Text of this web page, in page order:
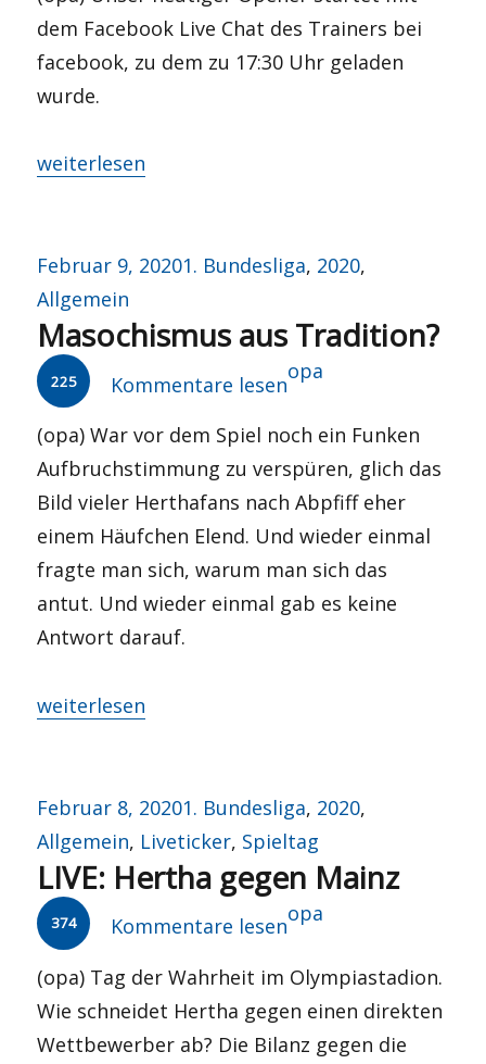
dem Facebook Live Chat des Trainers bei
facebook, zu dem zu 17:30 Uhr geladen
wurde.
„Der Käfer fährt noch“
weiterlesen
Veröffentlicht
am
Februar 9, 2020Kategorien
1. Bundesliga, 2020,
Allgemein
Masochismus aus Tradition?
225 Kommentare lesen
Autor
opa
(opa) War vor dem Spiel noch ein Funken
Aufbruchstimmung zu verspüren, glich das
Bild vieler Herthafans nach Abpfiff eher
einem Häufchen Elend. Und wieder einmal
fragte man sich, warum man sich das
antut. Und wieder einmal gab es keine
Antwort darauf.
„Masochismus aus Tradition?“
weiterlesen
Veröffentlicht
am
Februar 8, 2020Kategorien
1. Bundesliga, 2020,
Allgemein, Liveticker, Spieltag
LIVE: Hertha gegen Mainz
374 Kommentare lesen
Autor
opa
(opa) Tag der Wahrheit im Olympiastadion.
Wie schneidet Hertha gegen einen direkten
Wettbewerber ab? Die Bilanz gegen die